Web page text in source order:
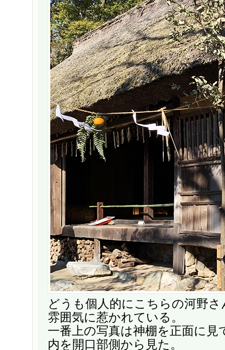
どうも個人的にこちらの河野
雰囲気に惹かれている。
一番上の写真は神棚を正面に見
内を開口部側から見た。